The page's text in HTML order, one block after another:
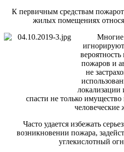
К первичным средствам
жилых помещениях
Многие
пожаров и
не
спасти не только
человеческие
Часто удается избежать
возникновении пожара,
углекислотный